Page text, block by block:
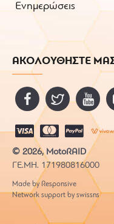
Ενημερώσεις
ΑΚΟΛΟΥΘΗΣΤΕ
© 2026, MotoRAID
ΓΕ.ΜΗ. 171980816000
Made by Responsive
Network support by swissns